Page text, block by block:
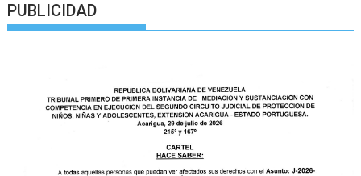
PUBLICIDAD